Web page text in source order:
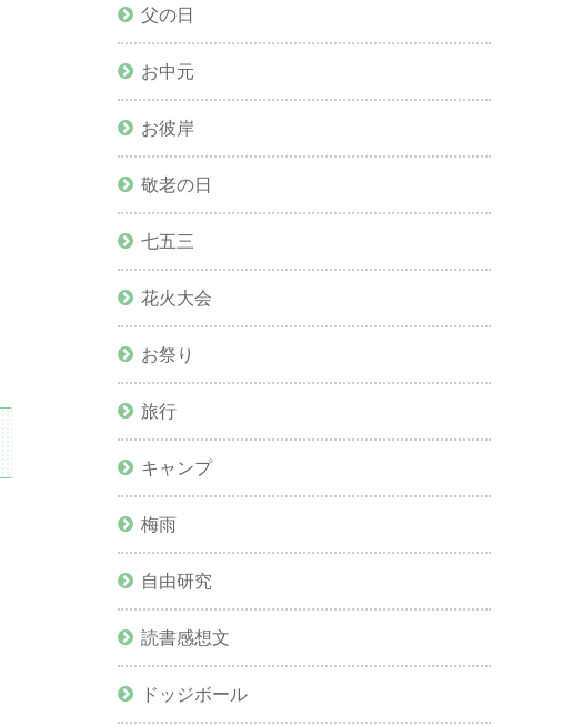
父の日
お中元
お彼岸
敬老の日
七五三
花火大会
お祭り
旅行
キャンプ
梅雨
自由研究
読書感想文
ドッジボール